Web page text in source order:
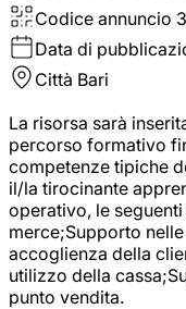
Codice annuncio
Data di
Città Bari
La risorsa sarà
percorso formativo
competenze tipiche
il/la tirocinante
operativo, le
merce;Supporto
accoglienza della
utilizzo della
punto vendita.